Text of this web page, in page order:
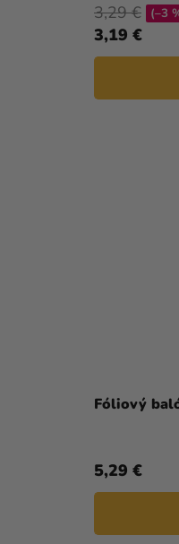
3,19 €
3,29 € (–3
Fóliový
5,29 €